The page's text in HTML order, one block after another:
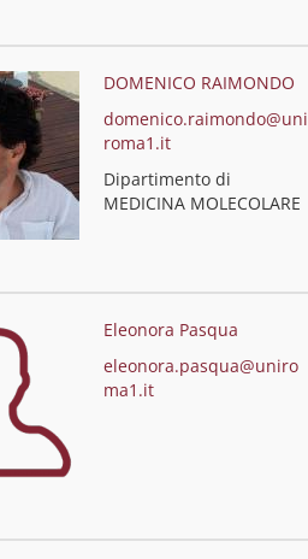
DOMENICO RAIMONDO
domenico.raimondo@uni
roma1.it
Dipartimento di
MEDICINA MOLECOLARE
Eleonora Pasqua
eleonora.pasqua@uniro
ma1.it